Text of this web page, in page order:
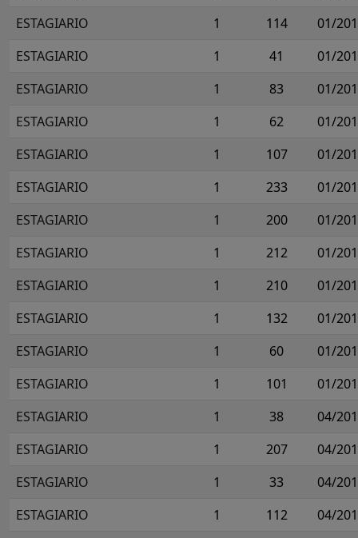
ESTAGIARIO
1 114
01/
ESTAGIARIO
1 41
01/
ESTAGIARIO
1 83
01/
ESTAGIARIO
1 62
01/
ESTAGIARIO
1 107
01/
ESTAGIARIO
1 233
01/
ESTAGIARIO
1 200
01/
ESTAGIARIO
1 212
01/
ESTAGIARIO
1 210
01/
ESTAGIARIO
1 132
01/
ESTAGIARIO
1 60
01/
ESTAGIARIO
1 101
01/
ESTAGIARIO
1 38
04/
ESTAGIARIO
1 207
04/
ESTAGIARIO
1 33
04/
ESTAGIARIO
1 112 04/